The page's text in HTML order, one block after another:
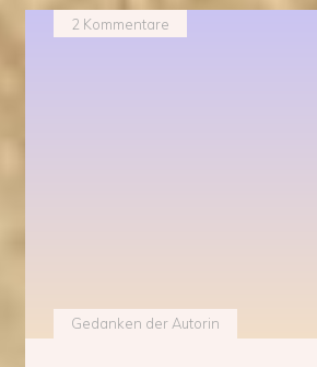
Gedanken der Autorin
2 Kommentare